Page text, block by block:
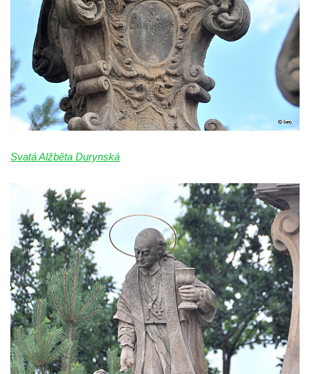
Sloup Panny Marie v Práchni
Sloup svatého kříže v Třebušíně
Sloup Nejsvětější Trojice v Litvínově
Sloup svatého Antonína Paduánského v
Ústí nad Labem
Sloup svatého Jana Nepomuckého v
Rokycanech
Sloup Panny Marie v Červeném Hrádku
Torzo sloupu neznámého určení v Klášterci
nad Ohří
Sloup Panny Marie v Libochovicích
Sloup Panny Marie v Litoměřicích
Sloupová boží muka s reliéfy v Jáchymově
Sloup Nejsvětější Trojice v Jáchymově
Sloup Nejsvětější Trojice ve Valči
Sloup Panny Marie ve Valči
Sloup svatého Jana Nepomuckého v Horní
Svatá Alžběta Durynská